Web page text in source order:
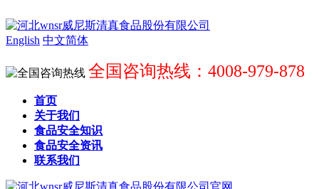
English 中文简体
全国咨询热线：4008-979-878
首页
关于我们
食品安全知识
食品安全资讯
联系我们